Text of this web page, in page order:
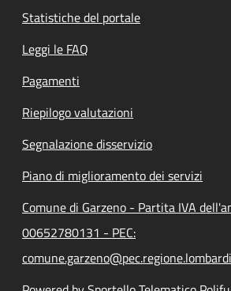
Statistiche del portale
Leggi le FAQ
Pagamenti
Riepilogo valutazioni
Segnalazione disservizio
Piano di miglioramento dei servizi
Comune di Garzeno - Partita IVA
00652780131 - PEC: